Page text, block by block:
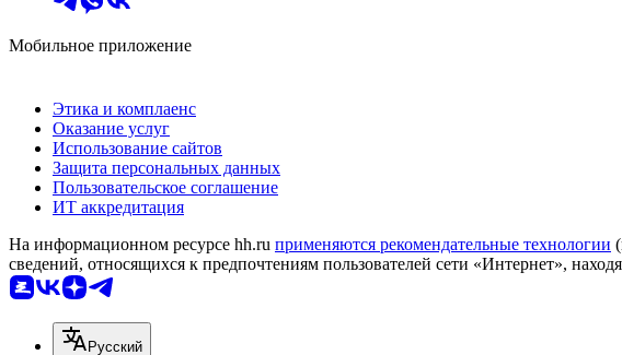
Мобильное приложение
Этика и комплаенс
Оказание услуг
Использование сайтов
Защита персональных данных
Пользовательское соглашение
ИТ аккредитация
На информационном ресурсе hh.ru применяются рекомендательные технологии
сведений, относящихся к предпочтениям пользователей сети «Интернет»,
Русский